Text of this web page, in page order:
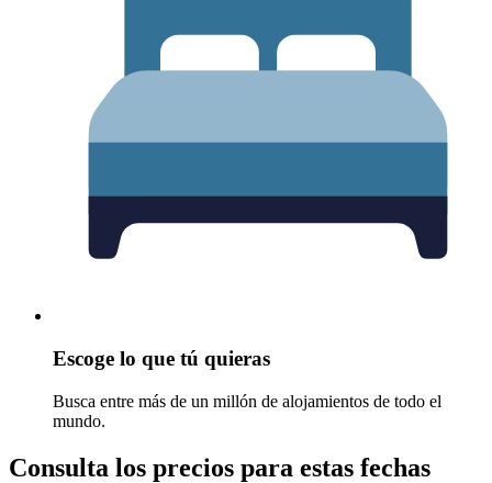
Escoge lo que tú quieras
Busca entre más de un millón de alojamientos de todo el
mundo.
Consulta los precios para estas fechas